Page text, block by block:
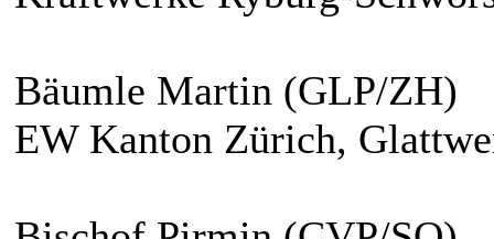
Bäumle Martin (GLP/ZH)
EW Kanton Zürich,